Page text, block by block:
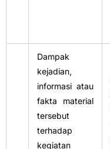
Dampak
kejadian,
informasi atau
fakta material
tersebut
terhadap
kegiatan